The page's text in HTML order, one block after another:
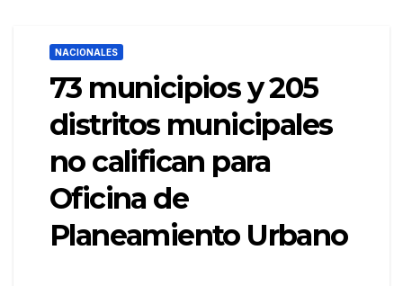
NACIONALES
73 municipios y 205
distritos municipales
no califican para
Oficina de
Planeamiento Urbano